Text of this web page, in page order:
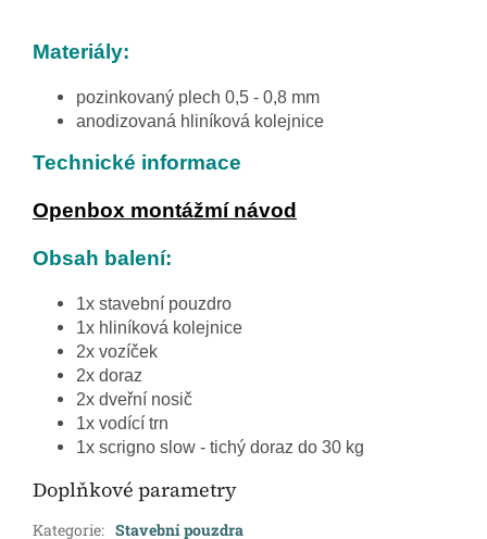
Materiály:
pozinkovaný plech 0,5 - 0,8 mm
anodizovaná hliníková kolejnice
Technické informace
Openbox montážmí návod
Obsah balení:
1x stavební pouzdro
1x hliníková kolejnice
2x vozíček
2x doraz
2x dveřní nosič
1x vodící trn
1x scrigno slow - tichý doraz do 30 kg
Doplňkové parametry
Kategorie: Stavební pouzdra